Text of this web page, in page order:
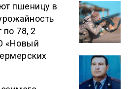
пшеницу в
78, 2
«Новый